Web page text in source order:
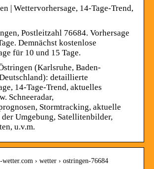
| Wettervorhersage, 14-Tage-Trend,
Postleitzahl 76684. Vorhersage
Demnächst kostenlose
für 10 und 15 Tage.
(Karlsruhe, Baden-
detaillierte
14-Tage-Trend, aktuelles
Schneeradar,
Stormtracking, aktuelle
der Umgebung, Satellitenbilder,
u.v.m.
› wetter › ostringen-76684